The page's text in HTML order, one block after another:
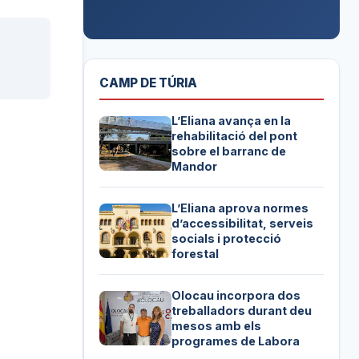
CAMP DE TÚRIA
L’Eliana avança en la
rehabilitació del pont
sobre el barranc de
Mandor
L’Eliana aprova normes
d’accessibilitat, serveis
socials i protecció
forestal
Olocau incorpora dos
treballadors durant deu
mesos amb els
programes de Labora